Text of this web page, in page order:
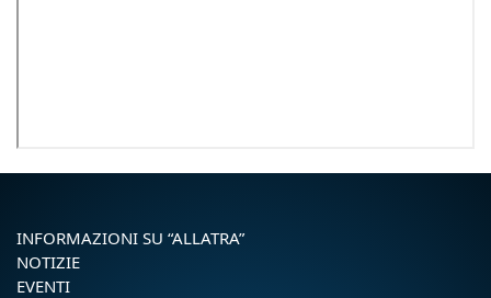
INFORMAZIONI SU “ALLATRA”
NOTIZIE
EVENTI